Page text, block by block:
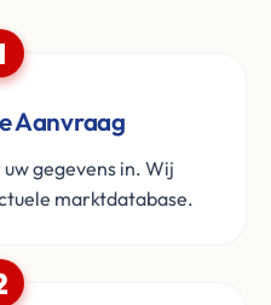
Aanvraag
gegevens in. Wij
marktdatabase.